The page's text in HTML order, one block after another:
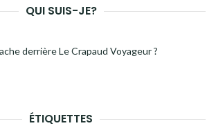
QUI SUIS-JE?
derrière Le Crapaud Voyageur ?
ÉTIQUETTES